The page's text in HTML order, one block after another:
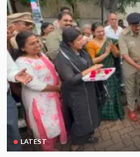
LATEST